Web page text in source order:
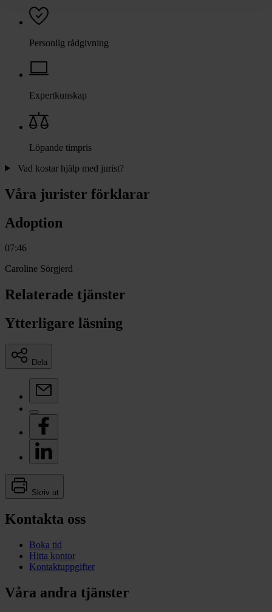
Personlig rådgivning
Expertkunskap
Löpande timpris
Vad kostar hjälp med jurist?
Våra jurister förklarar
Adoption
07:46
Caroline Sörgjerd
Relaterade tjänster
Ytterligare läsning
Dela
Skriv ut
Kontakta oss
Boka tid
Hitta kontor
Kontaktuppgifter
Våra andra tjänster